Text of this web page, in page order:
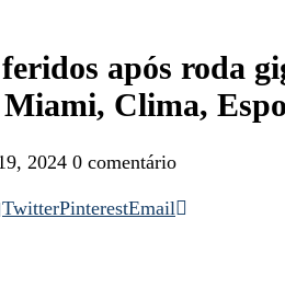
após roda
Clima,
2024 0 comentário
TwitterPinterestEmail